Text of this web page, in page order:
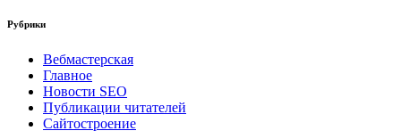
Рубрики
Вебмастерская
Главное
Новости SEO
Публикации читателей
Сайтостроение